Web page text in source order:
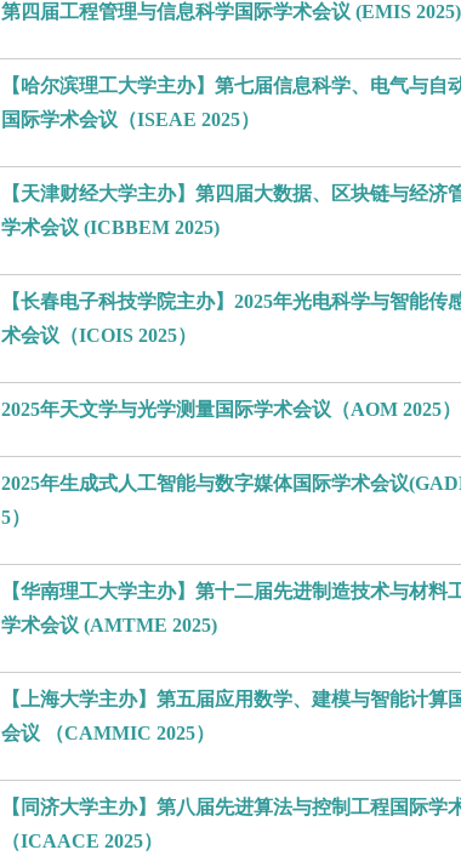
第四届工程管理与信息科学国际学术会议 (EMIS 2025)
【哈尔滨理工大学主办】第七届信息科学、电气与自
国际学术会议（ISEAE 2025）
【天津财经大学主办】 第四届大数据、区块链与经济
学术会议 (ICBBEM 2025)
【长春电子科技学院主办】2025年光电科学与智能传
术会议（ICOIS 2025）
2025年天文学与光学测量国际学术会议（AOM 2025）
2025年生成式人工智能与数字媒体国际学术会议
5）
【华南理工大学主办】第十二届先进制造技术与材料
学术会议 (AMTME 2025)
【上海大学主办】第五届应用数学、建模与智能计算
会议 （CAMMIC 2025）
【同济大学主办】第八届先进算法与控制工程国际学
（ICAACE 2025）